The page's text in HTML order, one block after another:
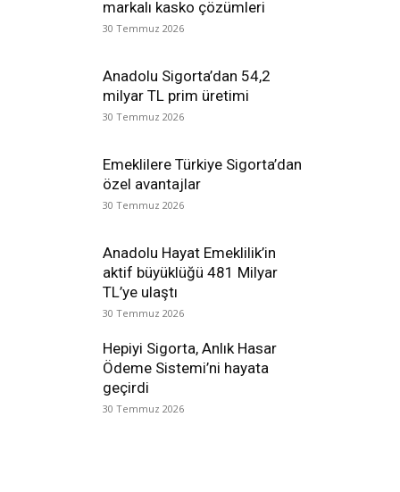
markalı kasko çözümleri
30 Temmuz 2026
Anadolu Sigorta’dan 54,2
milyar TL prim üretimi
30 Temmuz 2026
Emeklilere Türkiye Sigorta’dan
özel avantajlar
30 Temmuz 2026
Anadolu Hayat Emeklilik’in
aktif büyüklüğü 481 Milyar
TL’ye ulaştı
30 Temmuz 2026
Hepiyi Sigorta, Anlık Hasar
Ödeme Sistemi’ni hayata
geçirdi
30 Temmuz 2026